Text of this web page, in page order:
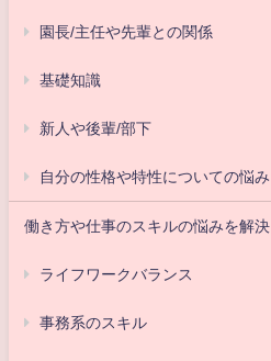
園長/主任や先輩との関係
基礎知識
新人や後輩/部下
自分の性格や特性についての悩み
働き方や仕事のスキルの悩みを解決
ライフワークバランス
事務系のスキル